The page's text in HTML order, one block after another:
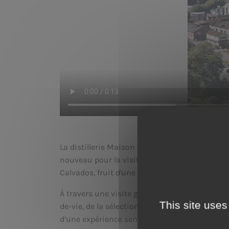
La distillerie Maison Busnel, symbole d'un
nouveau pour la visite après quelques
Calvados, fruit d'une passion transmise
À travers une visite guidée étonnante, vous
de-vie, de la sélection des pommes
d’une expérience sensorielle unique, où
This site